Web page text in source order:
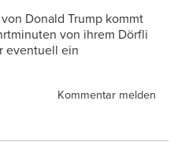
Donald Trump kommt
von ihrem Dörfli
eventuell ein
Kommentar melden